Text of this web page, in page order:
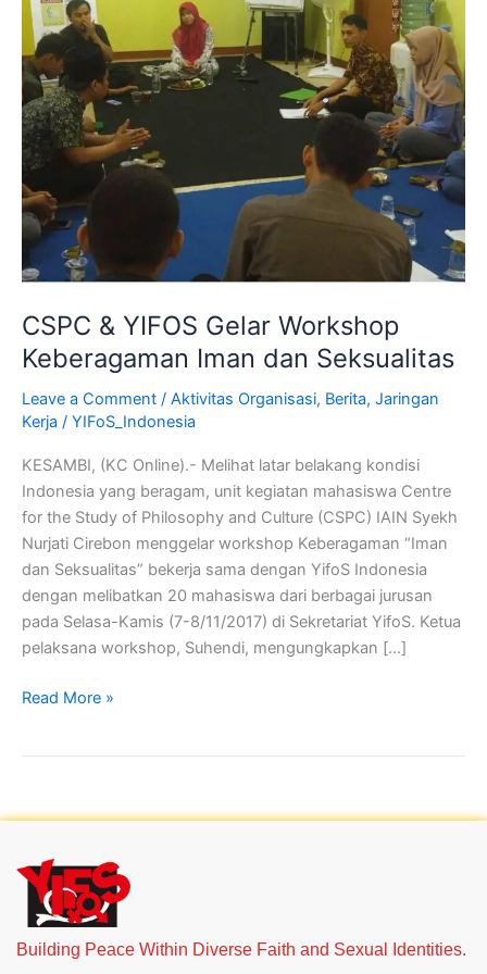
CSPC & YIFOS Gelar Workshop
Keberagaman Iman dan Seksualitas
Leave a Comment / Aktivitas Organisasi, Berita, Jaringan
Kerja / YIFoS_Indonesia
KESAMBI, (KC Online).- Melihat latar belakang kondisi
Indonesia yang beragam, unit kegiatan mahasiswa Centre
for the Study of Philosophy and Culture (CSPC) IAIN Syekh
Nurjati Cirebon menggelar workshop Keberagaman “Iman
dan Seksualitas” bekerja sama dengan YifoS Indonesia
dengan melibatkan 20 mahasiswa dari berbagai jurusan
pada Selasa-Kamis (7-8/11/2017) di Sekretariat YifoS. Ketua
pelaksana workshop, Suhendi, mengungkapkan […]
dan
Seksualitas
Read More »
Building Peace Within Diverse Faith and Sexual Identities.